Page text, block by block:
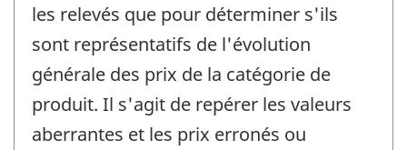
les relevés que pour déterminer s'ils
sont représentatifs de l'évolution
générale des prix de la catégorie de
produit. Il s'agit de repérer les valeurs
aberrantes et les prix erronés ou